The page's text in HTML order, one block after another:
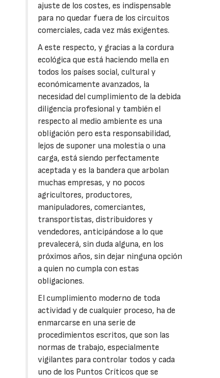
ajuste de los costes, es indispensable
para no quedar fuera de los circuitos
comerciales, cada vez más exigentes.
A este respecto, y gracias a la cordura
ecológica que está haciendo mella en
todos los países social, cultural y
económicamente avanzados, la
necesidad del cumplimiento de la debida
diligencia profesional y también el
respecto al medio ambiente es una
obligación pero esta responsabilidad,
lejos de suponer una molestia o una
carga, está siendo perfectamente
aceptada y es la bandera que arbolan
muchas empresas, y no pocos
agricultores, productores,
manipuladores, comerciantes,
transportistas, distribuidores y
vendedores, anticipándose a lo que
prevalecerá, sin duda alguna, en los
próximos años, sin dejar ninguna opción
a quien no cumpla con estas
obligaciones.
El cumplimiento moderno de toda
actividad y de cualquier proceso, ha de
enmarcarse en una serie de
procedimientos escritos, que son las
normas de trabajo, especialmente
vigilantes para controlar todos y cada
uno de los Puntos Críticos que se